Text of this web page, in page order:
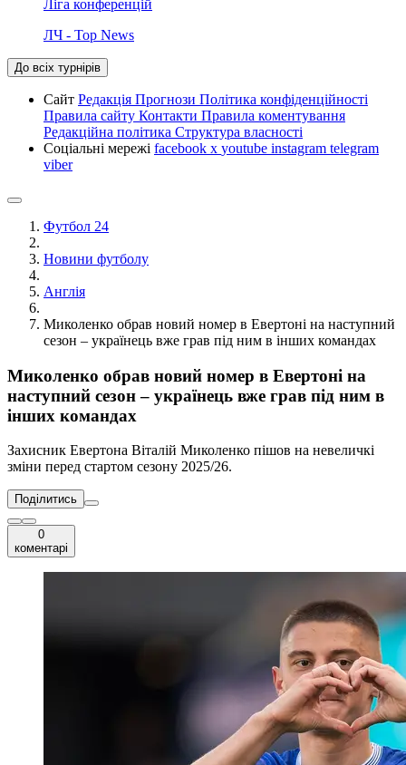
Ліга конференцій
ЛЧ - Top News
До всіх турнірів
Сайт Редакція Прогнози Політика конфіденційності
Правила сайту Контакти Правила коментування
Редакційна політика Структура власності
Соціальні мережі facebook x youtube instagram telegram
viber
Футбол 24
Новини футболу
Англія
Миколенко обрав новий номер в Евертоні на наступний
сезон – українець вже грав під ним в інших командах
Миколенко обрав новий номер в Евертоні на
наступний сезон – українець вже грав під ним в
інших командах
Захисник Евертона Віталій Миколенко пішов на невеличкі
зміни перед стартом сезону 2025/26.
Поділитись
0
коментарі